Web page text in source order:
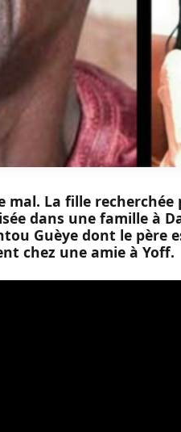
mal. La fille
dans une famille à
Guèye dont le père
chez une amie à Yoff.